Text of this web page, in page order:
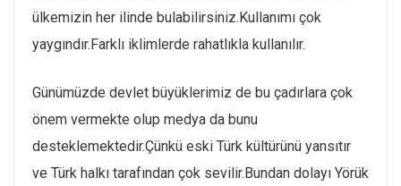
ülkemizin her ilinde bulabilirsiniz.Kullanımı çok
yaygındır.Farklı iklimlerde rahatlıkla kullanılır.
Günümüzde devlet büyüklerimiz de bu çadırlara çok
önem vermekte olup medya da bunu
desteklemektedir.Çünkü eski Türk kültürünü yansıtır
ve Türk halkı tarafından çok sevilir.Bundan dolayı Yörük